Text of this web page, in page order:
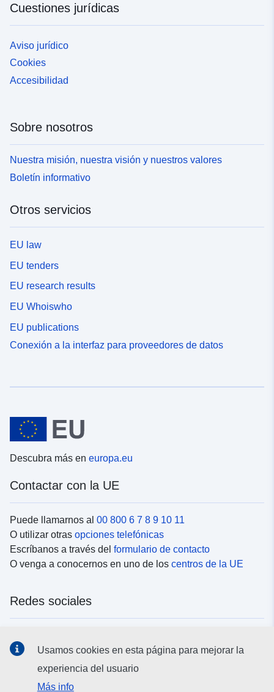
Cuestiones jurídicas
Aviso jurídico
Cookies
Accesibilidad
Sobre nosotros
Nuestra misión, nuestra visión y nuestros valores
Boletín informativo
Otros servicios
EU law
EU tenders
EU research results
EU Whoiswho
EU publications
Conexión a la interfaz para proveedores de datos
Descubra más en europa.eu
Contactar con la UE
Puede llamarnos al 00 800 6 7 8 9 10 11
O utilizar otras opciones telefónicas
Escríbanos a través del formulario de contacto
O venga a conocernos en uno de los centros de la UE
Redes sociales
Instituciones y organismos de la UE
Usamos cookies en esta página para mejorar la
experiencia del usuario
Más info